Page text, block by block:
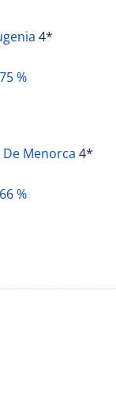
4*
75 %
Menorca 4*
66 %